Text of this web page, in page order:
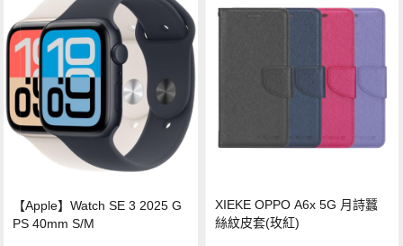
【Apple】Watch SE 3 2025 G
PS 40mm S/M
XIEKE OPPO A6x 5G 月詩蠶
絲紋皮套(玫紅)